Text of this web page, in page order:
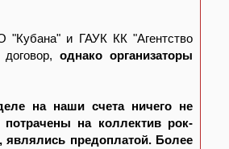
и ГАУК КК "Агентство
договор,однако организаторы
на наши счета ничего не
на коллектив рок-
предоплатой. Более